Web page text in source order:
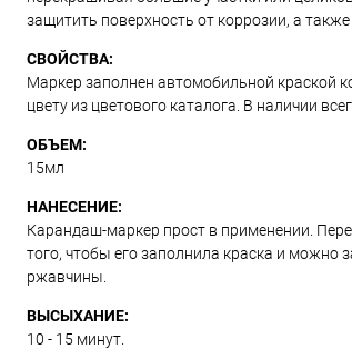
защитить поверхность от коррозии, а
СВОЙСТВА:
Маркер заполнен автомобильной краской
цвету из цветового каталога. В наличии
ОБЪЕМ:
15мл
НАНЕСЕНИЕ:
Карандаш-маркер прост в применении.
того, чтобы его заполнила краска и
ржавчины.
ВЫСЫХАНИЕ:
10 - 15 минут.